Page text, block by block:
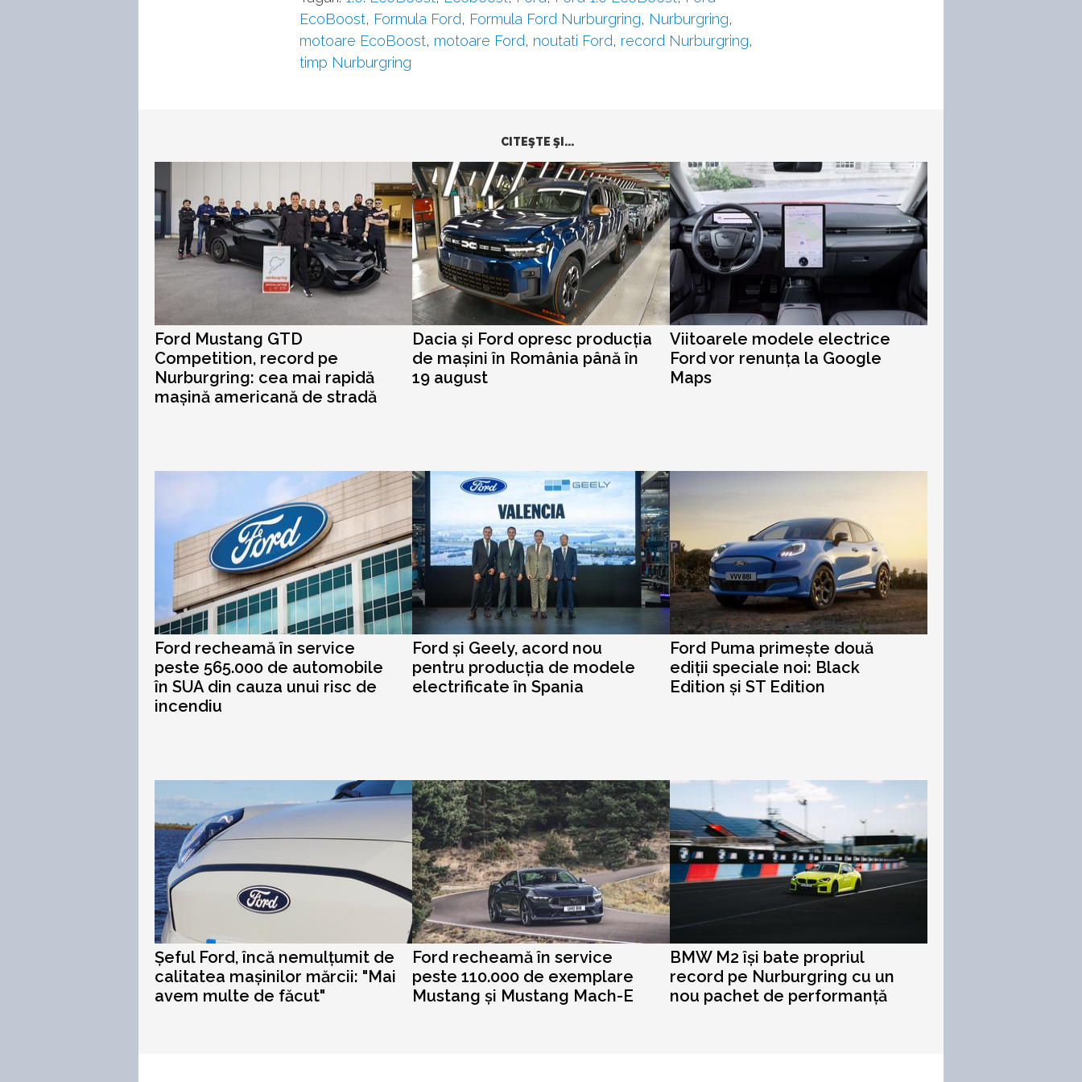
EcoBoost, Formula Ford, Formula Ford Nurburgring, Nurburgring,
motoare EcoBoost, motoare Ford, noutati Ford, record Nurburgring,
timp Nurburgring
CITEŞTE ŞI...
Ford Mustang GTD
Competition, record pe
Nurburgring: cea mai rapidă
mașină americană de stradă
Dacia și Ford opresc producția
de mașini în România până în
19 august
Viitoarele modele electrice
Ford vor renunța la Google
Maps
Ford recheamă în service
peste 565.000 de automobile
în SUA din cauza unui risc de
incendiu
Ford și Geely, acord nou
pentru producția de modele
electrificate în Spania
Ford Puma primește două
ediții speciale noi: Black
Edition și ST Edition
Șeful Ford, încă nemulțumit de
calitatea mașinilor mărcii: "Mai
avem multe de făcut"
Ford recheamă în service
peste 110.000 de exemplare
Mustang și Mustang Mach-E
BMW M2 își bate propriul
record pe Nurburgring cu un
nou pachet de performanță